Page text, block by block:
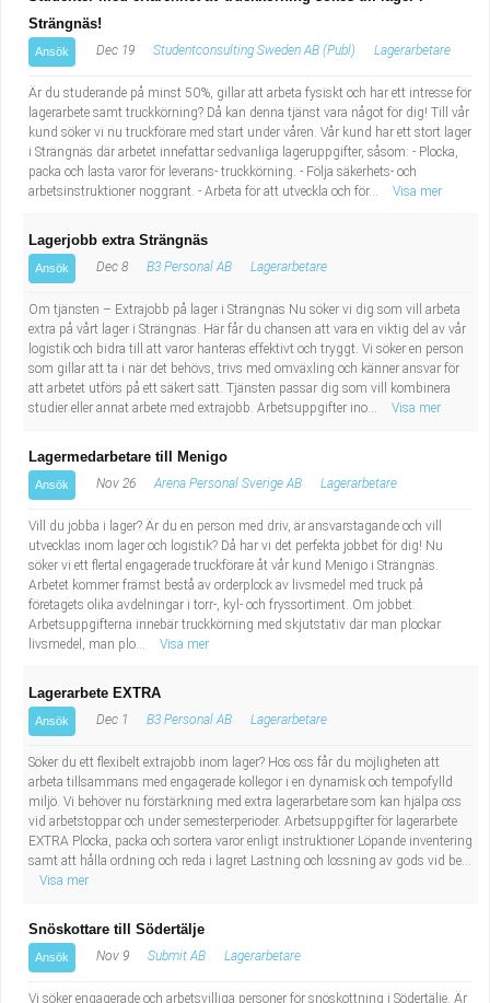
Strängnäs!
Ansök Dec 19 Studentconsulting Sweden AB (Publ) Lagerarbetare
Är du studerande på minst 50%, gillar att arbeta fysiskt och har ett intresse för
lagerarbete samt truckkörning? Då kan denna tjänst vara något för dig! Till vår
kund söker vi nu truckförare med start under våren. Vår kund har ett stort lager
i Strängnäs där arbetet innefattar sedvanliga lageruppgifter, såsom: - Plocka,
packa och lasta varor för leverans- truckkörning. - Följa säkerhets- och
arbetsinstruktioner noggrant. - Arbeta för att utveckla och för...
Visa mer
Lagerjobb extra Strängnäs
Ansök Dec 8 B3 Personal AB Lagerarbetare
Om tjänsten – Extrajobb på lager i Strängnäs Nu söker vi dig som vill arbeta
extra på vårt lager i Strängnäs. Här får du chansen att vara en viktig del av vår
logistik och bidra till att varor hanteras effektivt och tryggt. Vi söker en person
som gillar att ta i när det behövs, trivs med omväxling och känner ansvar för
att arbetet utförs på ett säkert sätt. Tjänsten passar dig som vill kombinera
studier eller annat arbete med extrajobb. Arbetsuppgifter ino...
Visa mer
Lagermedarbetare till Menigo
Ansök Nov 26 Arena Personal Sverige AB Lagerarbetare
Vill du jobba i lager? Är du en person med driv, är ansvarstagande och vill
utvecklas inom lager och logistik? Då har vi det perfekta jobbet för dig! Nu
söker vi ett flertal engagerade truckförare åt vår kund Menigo i Strängnäs.
Arbetet kommer främst bestå av orderplock av livsmedel med truck på
företagets olika avdelningar i torr-, kyl- och fryssortiment. Om jobbet:
Arbetsuppgifterna innebär truckkörning med skjutstativ där man plockar
livsmedel, man plo...
Visa mer
Lagerarbete EXTRA
Ansök Dec 1 B3 Personal AB Lagerarbetare
Söker du ett flexibelt extrajobb inom lager? Hos oss får du möjligheten att
arbeta tillsammans med engagerade kollegor i en dynamisk och tempofylld
miljö. Vi behöver nu förstärkning med extra lagerarbetare som kan hjälpa oss
vid arbetstoppar och under semesterperioder. Arbetsuppgifter för lagerarbete
EXTRA Plocka, packa och sortera varor enligt instruktioner Löpande inventering
samt att hålla ordning och reda i lagret Lastning och lossning av gods vid be...
Visa mer
Snöskottare till Södertälje
Ansök Nov 9 Submit AB Lagerarbetare
Vi söker engagerade och arbetsvilliga personer för snöskottning i Södertälje. Är